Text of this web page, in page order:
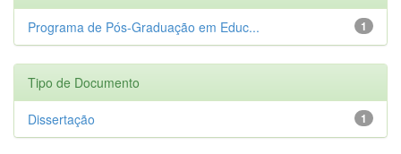
1
Programa de Pós-Graduação em Educ...
Tipo de Documento
1
Dissertação